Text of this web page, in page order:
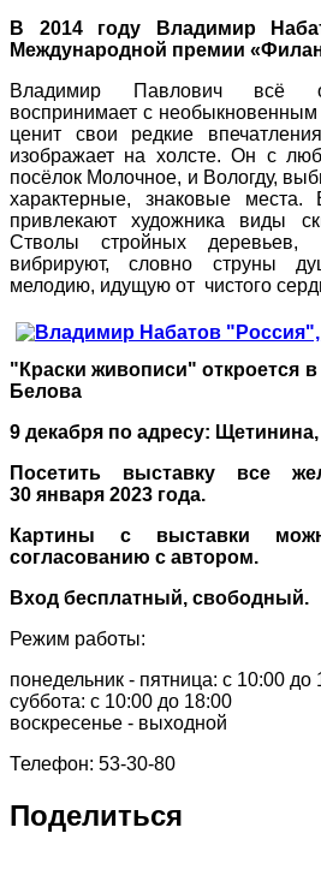
В 2014 году Владимир
Международной премии
Владимир Павлович всё
воспринимает с необыкновенным
ценит свои редкие
изображает на холсте. Он с
посёлок Молочное, и Вологду,
характерные, знаковые
привлекают художника виды
Стволы стройных деревьев,
вибрируют, словно струны
мелодию, идущую от чистого
" Краски живописи" откроется
Белова
9 декабря по адресу: Щетинина,
Посетить выставку все
30 января 2023 года.
Картины с выставки
согласованию с автором.
Вход бесплатный, свободный.
Режим работы:
понедельник - пятница: с 10:00 до
суббота: с 10:00 до 18:00
воскресенье - выходной
Телефон: 53-30-80
Поделиться